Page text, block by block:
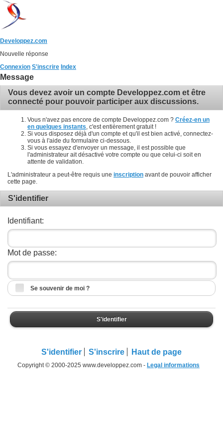
Developpez.com
Nouvelle réponse
Connexion S'inscrire Index
Message
Vous devez avoir un compte Developpez.com et être
connecté pour pouvoir participer aux discussions.
Vous n'avez pas encore de compte Developpez.com ? Créez-en un
en quelques instants , c'est entièrement gratuit !
Si vous disposez déjà d'un compte et qu'il est bien activé, connectez-
vous à l'aide du formulaire ci-dessous.
Si vous essayez d'envoyer un message, il est possible que
l'administrateur ait désactivé votre compte ou que celui-ci soit en
attente de validation.
L'administrateur a peut-être requis une inscription avant de pouvoir afficher
cette page.
S'identifier
Identifiant:
Mot de passe:
Se souvenir de moi ?
S'identifier
S'identifier S'inscrire Haut de page
Copyright © 2000-2025 www.developpez.com - Legal informations